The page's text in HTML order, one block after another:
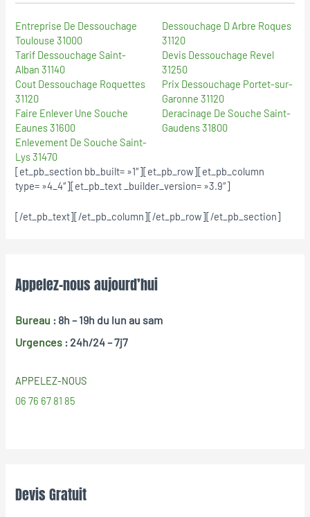
Entreprise De Dessouchage
Toulouse 31000
Tarif Dessouchage Saint-
Alban 31140
Cout Dessouchage Roquettes
31120
Faire Enlever Une Souche
Eaunes 31600
Enlevement De Souche Saint-
Lys 31470
Dessouchage D Arbre Roques
31120
Devis Dessouchage Revel
31250
Prix Dessouchage Portet-sur-
Garonne 31120
Deracinage De Souche Saint-
Gaudens 31800
[et_pb_section bb_built= »1″][et_pb_row][et_pb_column
type= »4_4″][et_pb_text _builder_version= »3.9″]
[/et_pb_text][/et_pb_column][/et_pb_row][/et_pb_section]
Appelez-nous aujourd’hui
Bureau : 8h – 19h du lun au sam
Urgences : 24h/24 – 7j7
APPELEZ-NOUS
06 76 67 81 85
Devis Gratuit